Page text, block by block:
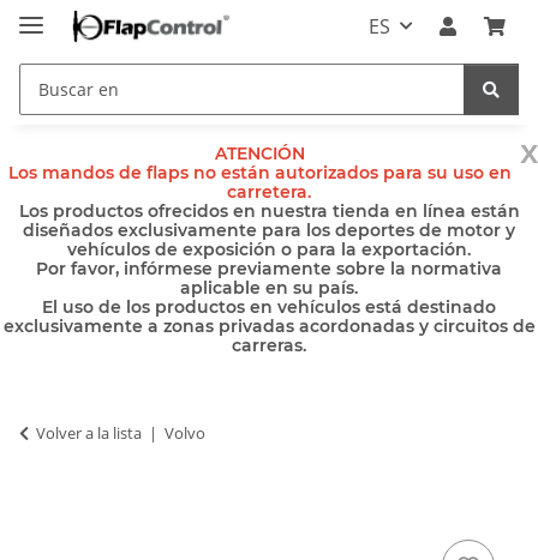
ES
x
ATENCIÓN
Los mandos de flaps no están autorizados para su uso en
carretera.
Los productos ofrecidos en nuestra tienda en línea están
diseñados exclusivamente para los deportes de motor y
vehículos de exposición o para la exportación.
Por favor, infórmese previamente sobre la normativa
aplicable en su país.
El uso de los productos en vehículos está destinado
exclusivamente a zonas privadas acordonadas y circuitos de
carreras.
Volver a la lista Volvo